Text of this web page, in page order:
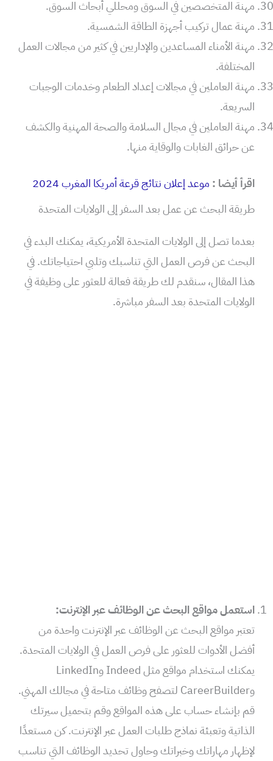
مهنة المتخصصين في السوق ومحللي أبحاث السوق.
مهنة عمال تركيب أجهزة الطاقة الشمسية.
مهنة الأمناء المساعدين والإداريين في كثير من مجالات العمل
المختلفة.
مهنة العاملين في مجالات إعداد الطعام وخدمات الوجبات
السريعة.
مهنة العاملين في مجال السلامة والصحة المهنية والكشف
عن حرائق الغابات والوقاية منها.
اقرأ أيضا : موعد إعلان نتائج قرعة أمريكا المغرب 2024
طريقة البحث عن عمل بعد السفر إلى الولايات المتحدة
بعدما تصل إلى الولايات المتحدة الأمريكية، يمكنك البدء في
البحث عن فرص العمل التي تناسبك وتلبي احتياجاتك. في
هذا المقال، سنقدم لك طريقة فعالة للعثور على وظيفة في
الولايات المتحدة بعد السفر مباشرة.
استعمل مواقع البحث عن الوظائف عبر الإنترنت:
تعتبر مواقع البحث عن الوظائف عبر الإنترنت واحدة من
أفضل الأدوات للعثور على فرص العمل في الولايات المتحدة.
يمكنك استخدام مواقع مثل Indeed وLinkedIn
وCareerBuilder لتصفح وظائف متاحة في مجالك المهني.
قم بإنشاء حساب على هذه المواقع وقم بتحميل سيرتك
الذاتية وتعبئة نماذج طلبات العمل عبر الإنترنت. كن مستعدًا
لإظهار مهاراتك وخبراتك وحاول تحديد الوظائف التي تناسب